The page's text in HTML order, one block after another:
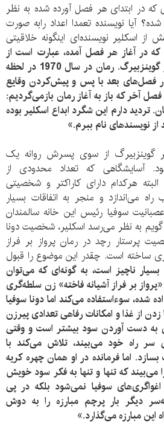
در ابتدای هر فصل آورده شده به نظر
آیا نویسنده تعمدا اعداد رابه صورت
از اسکلیر نویسنده‌ای اینگونه خلاقیتی
در آغاز هر فصل آمده، عبارت است از
روایت سال‌های زندگی مایر گوینزبیرگ. رمان در سال 1970 در لحظه
فصل‌های بعد با پس و پیش‌کردن وقایع
فصل آخر که باز به آغاز رمان بازمی‌گردیم:
تردید دارم این شگرد ابداع اسکلیر بوده
نویسندهای نام ببرم.»
گوینزبیرگ از سوی پسرش روانه یک
آسایشگاهی که تعداد محدودی از
هرکدام دارای کاراکتر و شخصیتی
می‌اندازد و منجر به اتفاقات بسیار
سوفیا رئیس این خانه سالمندان
به نظر می‌رسد اسکلیر، شخصیت دونا
پرستار رچد در رمان پرواز بر فراز
ساخته است. چقدر این موضوع را قبول
ناچیز است، به گونه‌ای که می‌توان
بر فراز آشیانه فاخته» زن سلطه‌گری
شده، سوءاستفاده می‌کند اما دونا سوفیا
از غذا و امکانات رفاهی تعدادی پیرزن
پی به دست آوردن سود بیشتر است و وقتی
سر راه خود می‌بیند، تلاش می‌کند با
اما فرمانده در او همان چهره کریه
می‌بیند که تنها و تنها به فکر سود خویش
سوفیا نمی‌شود بلکه در پی
دیگر بار پرچم مبارزه را به دوش
مبارزه می‌گذارد.»